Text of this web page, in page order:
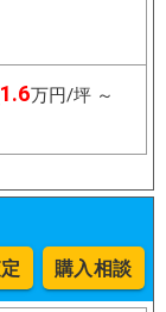
1.6万円/坪 ～
購入相談